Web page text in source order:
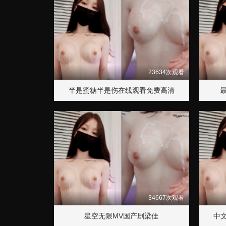
23634次观看
半是蜜糖半是伤在线观看免费高清
34667次观看
星空无限MV国产剧梁佳 中